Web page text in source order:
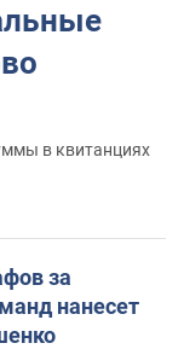
в квитанциях
за
нанесет